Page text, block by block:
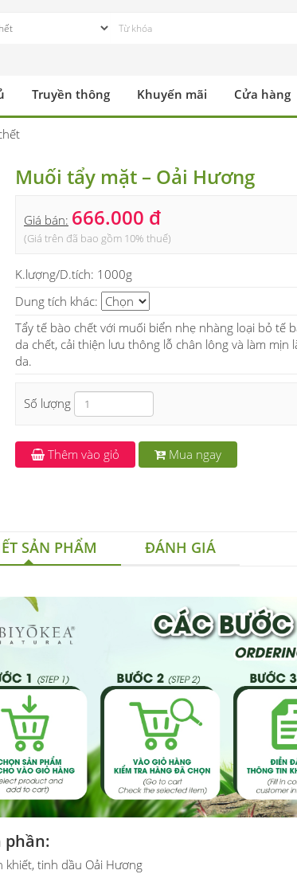
Truyền thông Khuyến mãi Cửa hàng
Muối tẩy mặt – Oải Hương
Giá bán: 666.000 đ
(Giá trên đã bao gồm 10% thuế)
K.lượng/D.tích: 1000g
Dung tích khác:
Tẩy tế bào chết với muối biển nhẹ nhàng loại bỏ tế
da chết, cải thiện lưu thông lỗ chân lông và làm mịn
da.
Số lượng
Thêm vào giỏ Mua ngay
SẢN PHẨM ĐÁNH GIÁ
phần:
khiết, tinh dầu Oải Hương